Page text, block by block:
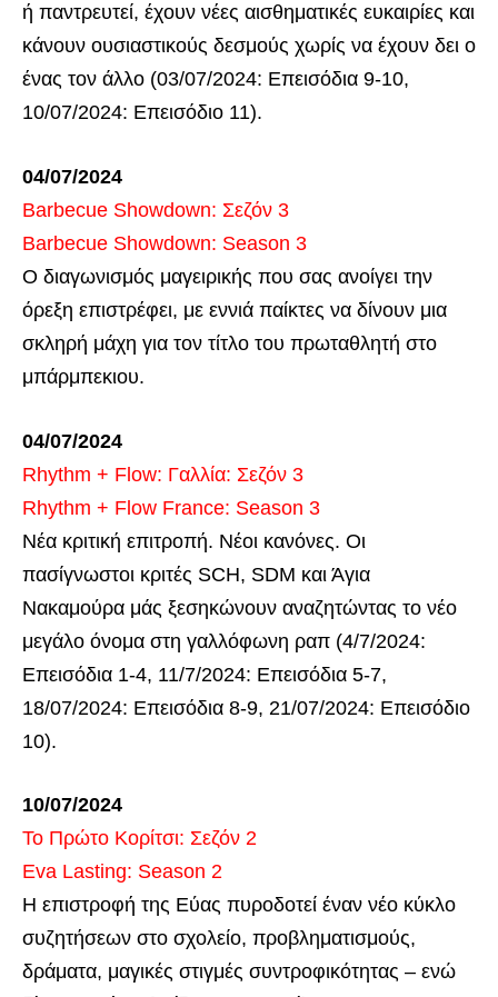
ή παντρευτεί, έχουν νέες αισθηματικές ευκαιρίες και
κάνουν ουσιαστικούς δεσμούς χωρίς να έχουν δει ο
ένας τον άλλο (03/07/2024: Επεισόδια 9-10,
10/07/2024: Επεισόδιο 11).
04/07/2024
Barbecue Showdown: Σεζόν 3
Barbecue Showdown: Season 3
Ο διαγωνισμός μαγειρικής που σας ανοίγει την
όρεξη επιστρέφει, με εννιά παίκτες να δίνουν μια
σκληρή μάχη για τον τίτλο του πρωταθλητή στο
μπάρμπεκιου.
04/07/2024
Rhythm + Flow: Γαλλία: Σεζόν 3
Rhythm + Flow France: Season 3
Νέα κριτική επιτροπή. Νέοι κανόνες. Οι
πασίγνωστοι κριτές SCH, SDM και Άγια
Νακαμούρα μάς ξεσηκώνουν αναζητώντας το νέο
μεγάλο όνομα στη γαλλόφωνη ραπ (4/7/2024:
Επεισόδια 1-4, 11/7/2024: Επεισόδια 5-7,
18/07/2024: Επεισόδια 8-9, 21/07/2024: Επεισόδιο
10).
10/07/2024
Το Πρώτο Κορίτσι: Σεζόν 2
Eva Lasting: Season 2
Η επιστροφή της Εύας πυροδοτεί έναν νέο κύκλο
συζητήσεων στο σχολείο, προβληματισμούς,
δράματα, μαγικές στιγμές συντροφικότητας – ενώ